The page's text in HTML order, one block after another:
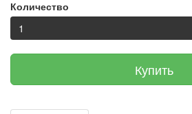
Количество
Купить